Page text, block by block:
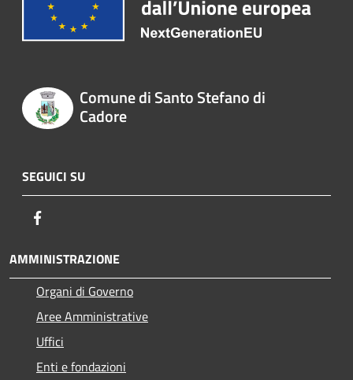
Comune di Santo Stefano di
Cadore
SEGUICI SU
AMMINISTRAZIONE
Organi di Governo
Aree Amministrative
Uffici
Enti e fondazioni